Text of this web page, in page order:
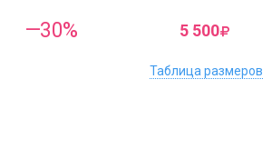
—30% 5 500
Таблица размеров